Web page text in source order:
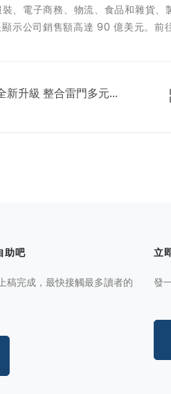
、電子商務、物流、食品和雜貨
示公司銷售額高達 90 億美元。
新升級 整合雷門多元...
助吧
稿完成，最快接觸最多讀者的
立
發